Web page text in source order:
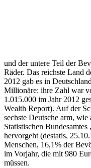
und der untere Teil der
Räder. Das reichste Land
2012 gab es in
Millionäre: ihre Zahl war
1.015.000 im Jahr 2012
Wealth Report). Auf der
sechste Deutsche arm,
Statistischen
hervorgeht (destatis,
Menschen, 16,1% der
im Vorjahr, die mit 980
müssen.